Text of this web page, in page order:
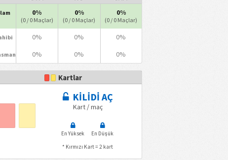
0%
(0 / 0 Maçlar)
0%
(0 / 0 Maçlar)
0%
(0 / 0 Maçlar)
0% 0% 0%
0% 0% 0%
Kartlar
KİLİDİ AÇ
Kart / maç
En Yüksek
En Düşük
* Kırmızı Kart = 2 kart